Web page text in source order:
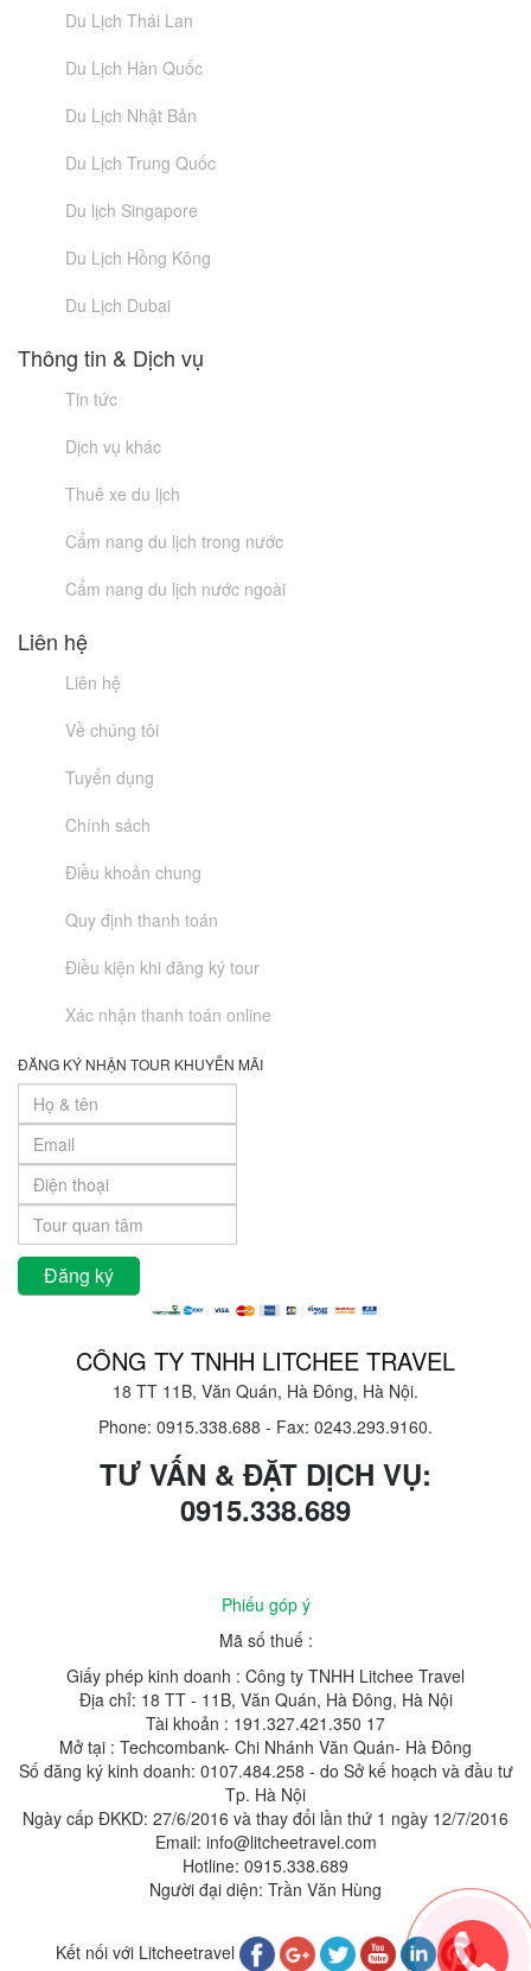
Du Lịch Thái Lan
Du Lịch Hàn Quốc
Du Lịch Nhật Bản
Du Lịch Trung Quốc
Du lịch Singapore
Du Lịch Hồng Kông
Du Lịch Dubai
Thông tin & Dịch vụ
Tin tức
Dịch vụ khác
Thuê xe du lịch
Cẩm nang du lịch trong nước
Cẩm nang du lịch nước ngoài
Liên hệ
Liên hệ
Về chúng tôi
Tuyển dụng
Chính sách
Điều khoản chung
Quy định thanh toán
Điều kiện khi đăng ký tour
Xác nhận thanh toán online
ĐĂNG KÝ NHẬN TOUR KHUYỄN MÃI
CÔNG TY TNHH LITCHEE TRAVEL
18 TT 11B, Văn Quán, Hà Đông, Hà Nội.
Phone: 0915.338.688 - Fax: 0243.293.9160.
TƯ VẤN & ĐẶT DỊCH VỤ:
0915.338.689
Phiếu góp ý
Mã số thuế :
Giấy phép kinh doanh : Công ty TNHH Litchee Travel
Địa chỉ: 18 TT - 11B, Văn Quán, Hà Đông, Hà Nội
Tài khoản : 191.327.421.350 17
Mở tại : Techcombank- Chi Nhánh Văn Quán- Hà Đông
Số đăng ký kinh doanh: 0107.484.258 - do Sở kế hoạch và đầu tư
Tp. Hà Nội
Ngày cấp ĐKKD: 27/6/2016 và thay đổi lần thứ 1 ngày 12/7/2016
Email: info@litcheetravel.com
Hotline: 0915.338.689
Người đại diện: Trần Văn Hùng
Kết nối với Litcheetravel